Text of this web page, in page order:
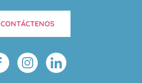
CONTÁCTENOS